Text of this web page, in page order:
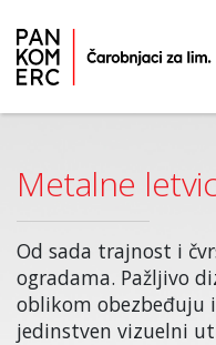
Metalne
Od sada trajnost i
ogradama. Pažljivo
oblikom obezbeđuju
jedinstven vizuelni